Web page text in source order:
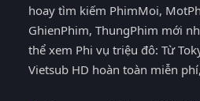
hoay tìm kiếm PhimMoi,
GhienPhim, ThungPhim mới
thể xem Phi vụ triệu đô: Từ
Vietsub HD hoàn toàn miễn